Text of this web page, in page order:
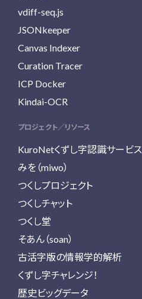
vdiff-seq.js
JSONkeeper
Canvas Indexer
Curation Tracer
ICP Docker
Kindai-OCR
プロジェクト／リソース
KuroNetくずし字認識サービス
みを（miwo）
つくしプロジェクト
つくしチャット
つくし堂
そあん（soan）
古活字版の情報学的解析
くずし字チャレンジ！
歴史ビッグデータ